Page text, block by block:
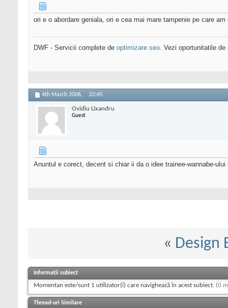
ori e o abordare geniala, ori e cea mai mare tampenie pe care
DWF - Servicii complete de optimizare seo. Vezi oportunitatile de
4th March 2006, 22:45
Ovidiu Lixandru
Guest
Anuntul e corect, decent si chiar ii da o idee trainee-wannabe-
« Design
Informații subiect
Momentan este/sunt 1 utilizator(i) care navighează în acest subiect. (0
Thread-uri Similare